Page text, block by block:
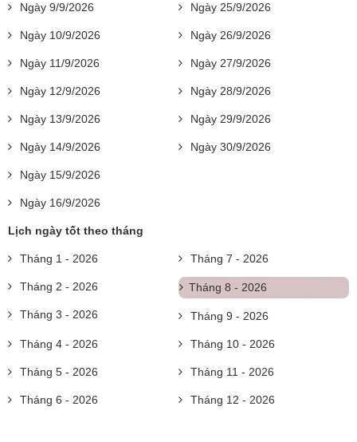
Ngày 9/9/2026
Ngày 10/9/2026
Ngày 11/9/2026
Ngày 12/9/2026
Ngày 13/9/2026
Ngày 14/9/2026
Ngày 15/9/2026
Ngày 16/9/2026
Ngày 25/9/2026
Ngày 26/9/2026
Ngày 27/9/2026
Ngày 28/9/2026
Ngày 29/9/2026
Ngày 30/9/2026
Lịch ngày tốt theo tháng
Tháng 1 - 2026
Tháng 2 - 2026
Tháng 3 - 2026
Tháng 4 - 2026
Tháng 5 - 2026
Tháng 6 - 2026
Tháng 7 - 2026
Tháng 8 - 2026
Tháng 9 - 2026
Tháng 10 - 2026
Tháng 11 - 2026
Tháng 12 - 2026